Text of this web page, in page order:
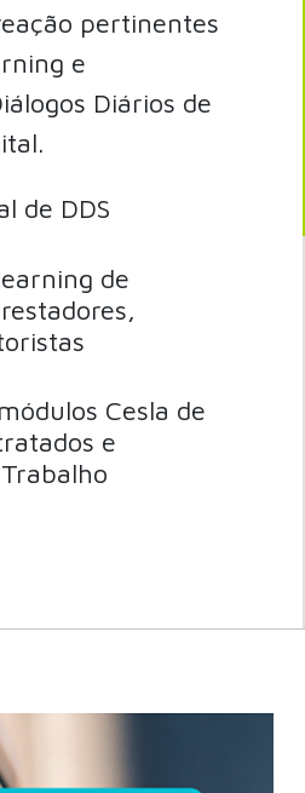
pertinentes
e
Diários de
de DDS
de
Cesla de
e